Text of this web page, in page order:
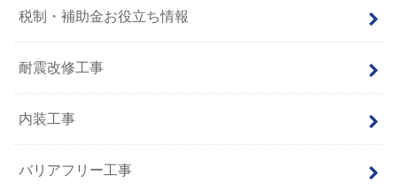
税制・補助金お役立ち情報
耐震改修工事
内装工事
バリアフリー工事